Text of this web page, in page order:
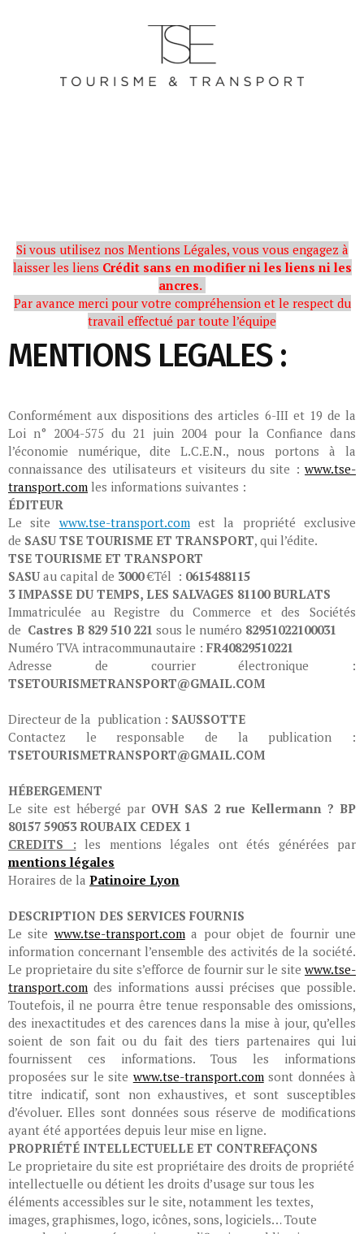
Si vous utilisez nos Mentions Légales, vous vous engagez à
laisser les liens Crédit sans en modifier ni les liens ni les
ancres.
Par avance merci pour votre compréhension et le respect du
travail effectué par toute l’équipe
MENTIONS LEGALES :
Conformément aux dispositions des articles 6-III et 19 de la
Loi n° 2004-575 du 21 juin 2004 pour la Confiance dans
l’économie numérique, dite L.C.E.N., nous portons à la
connaissance des utilisateurs et visiteurs du site : www.tse-
transport.com les informations suivantes :
ÉDITEUR
Le site www.tse-transport.comest la propriété exclusive
de SASUTSE TOURISME ET TRANSPORT, qui l’édite.
TSE TOURISME ET TRANSPORT
SASUau capital de 3000€Tél : 0615488115
3 IMPASSE DU TEMPS, LES SALVAGES 81100 BURLATS
Immatriculée au Registre du Commerce et des Sociétés
de Castres B 829 510 221 sous le numéro 82951022100031
Numéro TVA intracommunautaire : FR40829510221
Adresse de courrier électronique :
TSETOURISMETRANSPORT@GMAIL.COM
Directeur de la publication : SAUSSOTTE
Contactez le responsable de la publication :
TSETOURISMETRANSPORT@GMAIL.COM
HÉBERGEMENT
Le site est hébergé par OVH SAS 2 rue Kellermann ? BP
80157 59053 ROUBAIX CEDEX 1
CREDITS :les mentions légales ont étés générées par
mentions légales
Horaires de la Patinoire Lyon
DESCRIPTION DES SERVICES FOURNIS
Le site www.tse-transport.coma pour objet de fournir une
information concernant l’ensemble des activités de la société.
Le proprietaire du site s’efforce de fournir sur le site www.tse-
transport.com des informations aussi précises que possible.
Toutefois, il ne pourra être tenue responsable des omissions,
des inexactitudes et des carences dans la mise à jour, qu’elles
soient de son fait ou du fait des tiers partenaires qui lui
fournissent ces informations. Tous les informations
proposées sur le site www.tse-transport.comsont données à
titre indicatif, sont non exhaustives, et sont susceptibles
d’évoluer. Elles sont données sous réserve de modifications
ayant été apportées depuis leur mise en ligne.
PROPRIÉTÉ INTELLECTUELLE ET CONTREFAÇONS
Le proprietaire du site est propriétaire des droits de propriété
intellectuelle ou détient les droits d’usage sur tous les
éléments accessibles sur le site, notamment les textes,
images, graphismes, logo, icônes, sons, logiciels… Toute